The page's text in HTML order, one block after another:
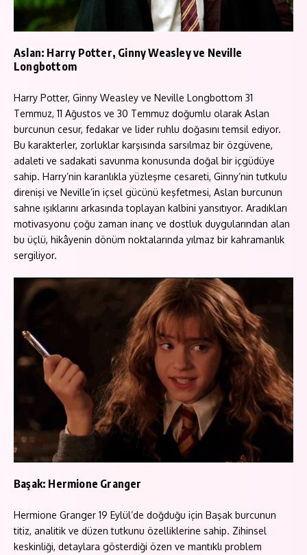
Aslan: Harry Potter, Ginny Weasley ve Neville
Longbottom
Harry Potter, Ginny Weasley ve Neville Longbottom 31
Temmuz, 11 Ağustos ve 30 Temmuz doğumlu olarak Aslan
burcunun cesur, fedakar ve lider ruhlu doğasını temsil ediyor.
Bu karakterler, zorluklar karşısında sarsılmaz bir özgüvene,
adaleti ve sadakati savunma konusunda doğal bir içgüdüye
sahip. Harry’nin karanlıkla yüzleşme cesareti, Ginny’nin tutkulu
direnişi ve Neville’in içsel gücünü keşfetmesi, Aslan burcunun
sahne ışıklarını arkasında toplayan kalbini yansıtıyor. Aradıkları
motivasyonu çoğu zaman inanç ve dostluk duygularından alan
bu üçlü, hikâyenin dönüm noktalarında yılmaz bir kahramanlık
sergiliyor.
Başak: Hermione Granger
Hermione Granger 19 Eylül’de doğduğu için Başak burcunun
titiz, analitik ve düzen tutkunu özelliklerine sahip. Zihinsel
keskinliği, detaylara gösterdiği özen ve mantıklı problem